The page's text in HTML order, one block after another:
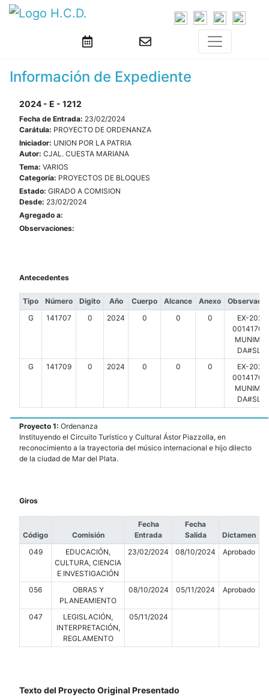
Información de Expediente
2024 - E - 1212
Fecha de Entrada: 23/02/2024
Carátula: PROYECTO DE ORDENANZA
Iniciador: UNION POR LA PATRIA
Autor: CJAL. CUESTA MARIANA
Tema: VARIOS
Categoría: PROYECTOS DE BLOQUES
Estado: GIRADO A COMISION
Desde: 23/02/2024
Agregado a:
Observaciones:
Antecedentes
Tipo Número Digito Año Cuerpo Alcance Anexo
G
141707 0 2024 0 0 0
EX-
G
141709 0 2024 0 0 0
EX-
Proyecto 1: Ordenanza
Instituyendo el Circuito Turístico y Cultural Ástor Piazzolla, en
reconocimiento a la trayectoria del músico internacional e hijo dilecto
de la ciudad de Mar del Plata.
Giros
Código Comisión
Fecha
Entrada
Fecha
Salida
Dictamen
049
EDUCACIÓN,
CULTURA, CIENCIA
E INVESTIGACIÓN
23/02/2024 08/10/2024 Aprobado
056
OBRAS Y
PLANEAMIENTO
08/10/2024 05/11/2024 Aprobado
047
LEGISLACIÓN,
INTERPRETACIÓN,
REGLAMENTO
05/11/2024
Texto del Proyecto Original Presentado